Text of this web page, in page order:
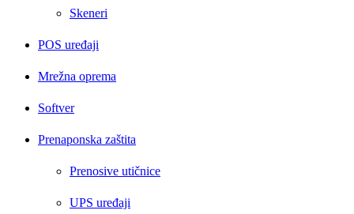
Skeneri
POS uređaji
Mrežna oprema
Softver
Prenaponska zaštita
Prenosive utičnice
UPS uređaji